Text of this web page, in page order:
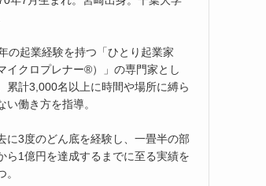
の起業経験を持つ「ひとり起業家
マイクロプレナー®）」の専門家とし
累計3,000名以上に時間や場所に縛ら
い働き方を指導。
に3度のどん底を経験し、一畳半の部
ら1億円を達成するまでに至る実績を
。